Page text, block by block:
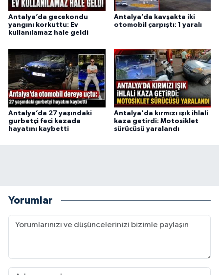
Antalya’da gecekondu
yangını korkuttu: Ev
kullanılamaz hale geldi
Antalya’da kavşakta iki
otomobil çarpıştı: 1 yaralı
Antalya’da 27 yaşındaki
gurbetçi feci kazada
hayatını kaybetti
Antalya'da kırmızı ışık ihlali
kaza getirdi: Motosiklet
sürücüsü yaralandı
Yorumlar